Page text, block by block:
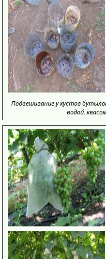
Подвешивание у кустов
водой,